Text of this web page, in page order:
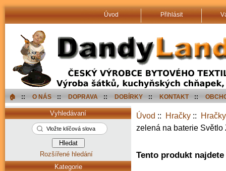
Úvod Přihlásit
🏠︎ :: O NÁS :: DOPRAVA :: DOBÍRKY :: KONTAKT ::
Úvod :: Hračky ::
zelená na baterie Světlo
Tento produkt
Vyhledávaní
Rozšířené hledání
Kategorie